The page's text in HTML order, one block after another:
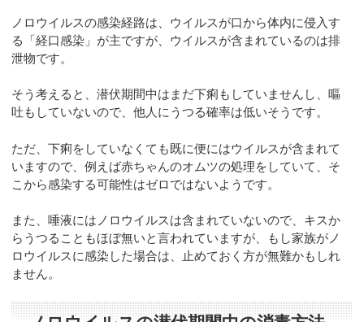
ノロウイルスの感染経路は、ウイルスが口から体内に侵入す
る「経口感染」が主ですが、ウイルスが含まれているのは排
泄物です。
そう考えると、潜伏期間中はまだ下痢もしていませんし、嘔
吐もしていないので、他人にうつる確率は低いそうです。
ただ、下痢をしていなくても既に便にはウイルスが含まれて
いますので、例えば赤ちゃんのオムツの処理をしていて、そ
こから感染する可能性はゼロではないようです。
また、唾液にはノロウイルスは含まれていないので、キスか
らうつることもほぼ無いと言われていますが、もし家族がノ
ロウイルスに感染した場合は、止めておく方が無難かもしれ
ません。